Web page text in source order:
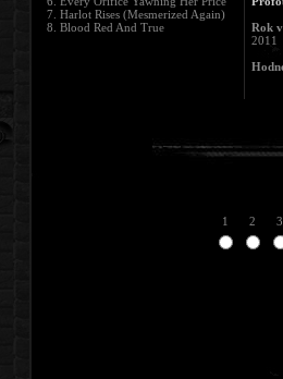
7. Harlot Rises (Mesmerized Again)
8. Blood Red And True
Rok
2011
1 2 3